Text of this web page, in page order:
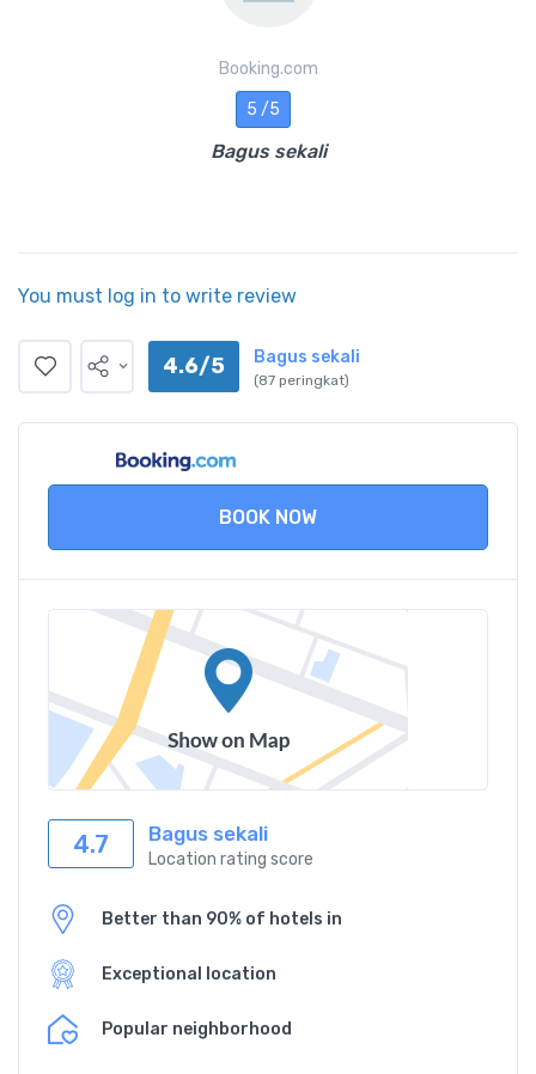
Booking.com
5 /5
Bagus sekali
You must log in to write review
4.6/5 Bagus sekali
(87 peringkat)
BOOK NOW
4.7 Bagus sekali
Location rating score
Better than 90% of hotels in
Exceptional location
Popular neighborhood